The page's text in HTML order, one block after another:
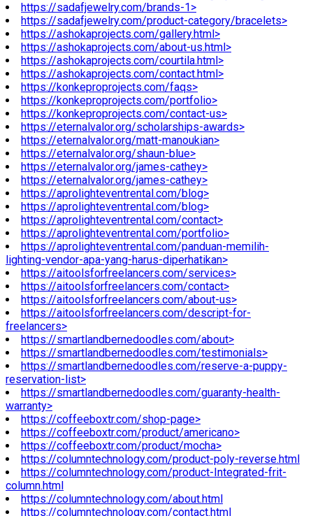
https://sadafjewelry.com/brands-1>
https://sadafjewelry.com/product-category/bracelets>
https://ashokaprojects.com/gallery.html>
https://ashokaprojects.com/about-us.html>
https://ashokaprojects.com/courtila.html>
https://ashokaprojects.com/contact.html>
https://konkeproprojects.com/faqs>
https://konkeproprojects.com/portfolio>
https://konkeproprojects.com/contact-us>
https://eternalvalor.org/scholarships-awards>
https://eternalvalor.org/matt-manoukian>
https://eternalvalor.org/shaun-blue>
https://eternalvalor.org/james-cathey>
https://eternalvalor.org/james-cathey>
https://aprolighteventrental.com/blog>
https://aprolighteventrental.com/blog>
https://aprolighteventrental.com/contact>
https://aprolighteventrental.com/portfolio>
https://aprolighteventrental.com/panduan-memilih-
lighting-vendor-apa-yang-harus-diperhatikan>
https://aitoolsforfreelancers.com/services>
https://aitoolsforfreelancers.com/contact>
https://aitoolsforfreelancers.com/about-us>
https://aitoolsforfreelancers.com/descript-for-
freelancers>
https://smartlandbernedoodles.com/about>
https://smartlandbernedoodles.com/testimonials>
https://smartlandbernedoodles.com/reserve-a-puppy-
reservation-list>
https://smartlandbernedoodles.com/guaranty-health-
warranty>
https://coffeeboxtr.com/shop-page>
https://coffeeboxtr.com/product/americano>
https://coffeeboxtr.com/product/mocha>
https://columntechnology.com/product-poly-reverse.html
https://columntechnology.com/product-Integrated-frit-
column.html
https://columntechnology.com/about.html
https://columntechnology.com/contact.html